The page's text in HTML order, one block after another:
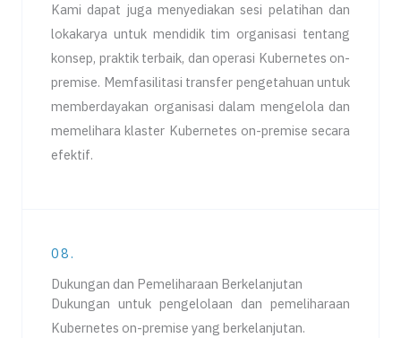
Kami dapat juga menyediakan sesi pelatihan dan
lokakarya untuk mendidik tim organisasi tentang
konsep, praktik terbaik, dan operasi Kubernetes on-
premise. Memfasilitasi transfer pengetahuan untuk
memberdayakan organisasi dalam mengelola dan
memelihara klaster Kubernetes on-premise secara
efektif.
08.
Dukungan dan Pemeliharaan Berkelanjutan
Dukungan untuk pengelolaan dan pemeliharaan
Kubernetes on-premise yang berkelanjutan.